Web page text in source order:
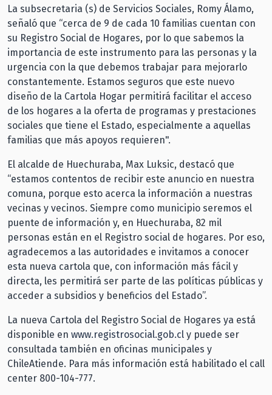
La subsecretaria (s) de Servicios Sociales, Romy Álamo,
señaló que “cerca de 9 de cada 10 familias cuentan con
su Registro Social de Hogares, por lo que sabemos la
importancia de este instrumento para las personas y la
urgencia con la que debemos trabajar para mejorarlo
constantemente. Estamos seguros que este nuevo
diseño de la Cartola Hogar permitirá facilitar el acceso
de los hogares a la oferta de programas y prestaciones
sociales que tiene el Estado, especialmente a aquellas
familias que más apoyos requieren".
El alcalde de Huechuraba, Max Luksic, destacó que
“estamos contentos de recibir este anuncio en nuestra
comuna, porque esto acerca la información a nuestras
vecinas y vecinos. Siempre como municipio seremos el
puente de información y, en Huechuraba, 82 mil
personas están en el Registro social de hogares. Por eso,
agradecemos a las autoridades e invitamos a conocer
esta nueva cartola que, con información más fácil y
directa, les permitirá ser parte de las políticas públicas y
acceder a subsidios y beneficios del Estado”.
La nueva Cartola del Registro Social de Hogares ya está
disponible en www.registrosocial.gob.cl y puede ser
consultada también en oficinas municipales y
ChileAtiende. Para más información está habilitado el call
center 800-104-777.